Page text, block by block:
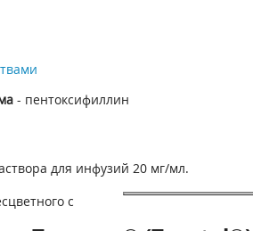
- пентоксифиллин
для инфузий 20 мг/мл.
с